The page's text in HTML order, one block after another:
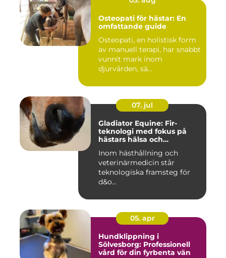
Osteopati för hästar: En
omfattande guide
Osteopati, en holistisk form
av manuell terapi, har snabbt
vunnit mark inom
djurvården, sä...
07. jul
Gladiator Equine: Fir-
teknologi med fokus på
hästars hälsa och
Inom hästhållning och
veterinärmedicin står
teknologiska framsteg för
d&o...
05. apr
Hundklippning i
Sölvesborg: Professionell
vård för din fyrbenta vän